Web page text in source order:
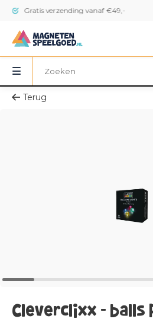
Gratis verzending vanaf €49,-
Terug
Cleverclixx - balls